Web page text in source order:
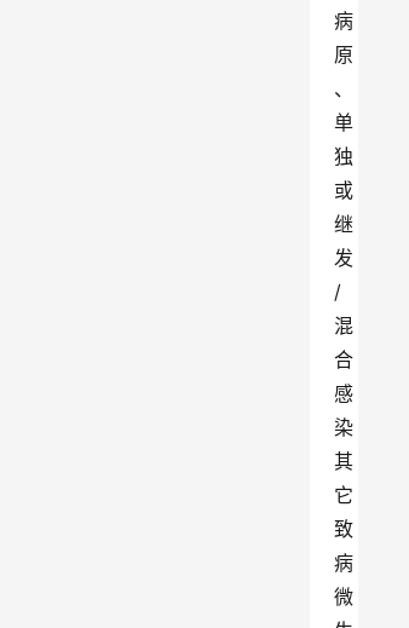
病
原
、
单
独
或
继
发
/
混
合
感
染
其
它
致
病
微